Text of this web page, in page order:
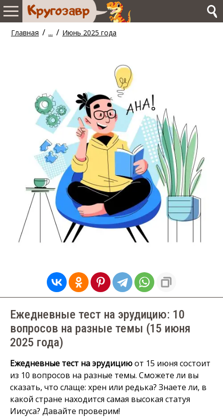
Главная / ... / Июнь 2025 года
Ежедневные тест на эрудицию: 10
вопросов на разные темы (15 июня
2025 года)
Ежедневные тест на эрудициюот 15 июня состоит
из 10 вопросов на разные темы. Сможете ли вы
сказать, что слаще: хрен или редька? Знаете ли, в
какой стране находится самая высокая статуя
Иисуса? Давайте проверим!